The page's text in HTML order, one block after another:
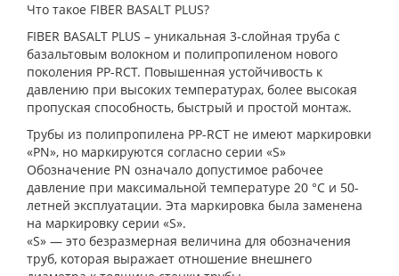
Что такое FIBER BASALT PLUS?
FIBER BASALT PLUS – уникальная 3-слойная труба с
базальтовым волокном и полипропиленом нового
поколения PP-RCT. Повышенная устойчивость к
давлению при высоких температурах, более высокая
пропуская способность, быстрый и простой монтаж.
Трубы из полипропилена PP-RCT не имеют маркировки
«PN», но маркируются согласно серии «S»
Обозначение PN означало допустимое рабочее
давление при максимальной температуре 20 °C и 50-
летней эксплуатации. Эта маркировка была заменена
на маркировку серии «S».
«S» — это безразмерная величина для обозначения
труб, которая выражает отношение внешнего